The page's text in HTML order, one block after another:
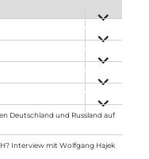
anzeigen
anzeigen
anzeigen
anzeigen
anzeigen
Deutschland und Russland auf
Interview mit Wolfgang Hajek